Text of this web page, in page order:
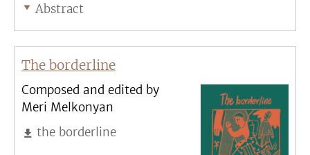
Abstract
The borderline
Composed and edited by
Meri Melkonyan
the borderline